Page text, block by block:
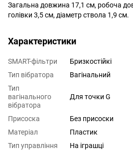
Загальна довжина 17,1 см, робоча
голівки 3,5 см, діаметр ствола 1,9 см.
Характеристики
SMART-фільтри
Бризкостійкі
Тип вібратора
Вагінальний
Тип
вагінального
вібратора
Для точки G
Присоска
Без присоски
Матеріал
Пластик
Тип управління
На іграшці